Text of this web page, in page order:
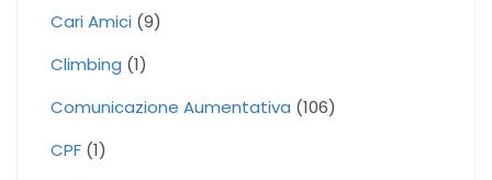
Cari Amici (9)
Climbing (1)
Comunicazione Aumentativa (106)
CPF (1)